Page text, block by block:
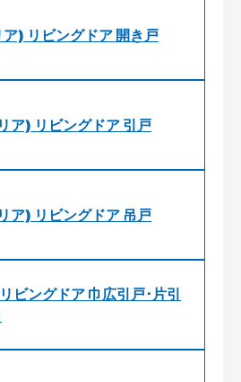
) リビングドア 開き戸
ア) リビングドア 引戸
ア) リビングドア 吊戸
ビングドア 巾広引戸･片引